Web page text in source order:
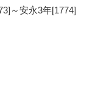
～安永3年[1774]